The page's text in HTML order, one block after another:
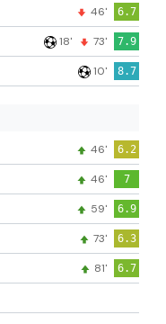
46' 6.7
18' 73' 7.9
10' 8.7
46' 6.2
46' 7
59' 6.9
73' 6.3
81' 6.7